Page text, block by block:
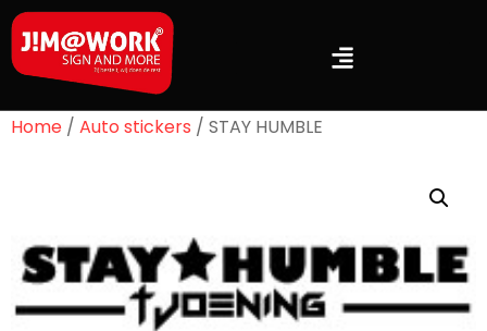
Home / Auto stickers / STAY HUMBLE